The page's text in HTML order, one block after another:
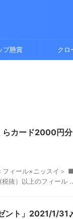
プ懸賞 クロ
カード2000円分
ィール×ニッスイ＞
抜）以上のフィール
ント」2021/1/31